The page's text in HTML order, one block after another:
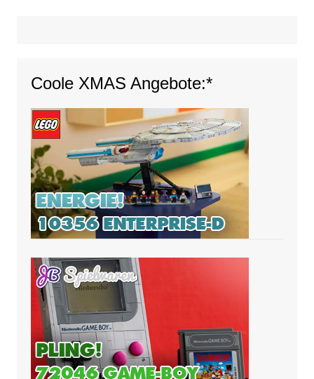
Coole XMAS Angebote:*